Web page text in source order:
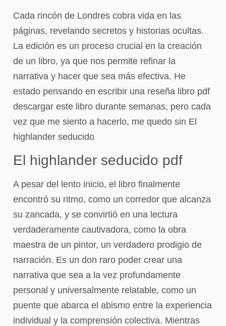
Cada rincón de Londres cobra vida en las
páginas, revelando secretos y historias ocultas.
La edición es un proceso crucial en la creación
de un libro, ya que nos permite refinar la
narrativa y hacer que sea más efectiva. He
estado pensando en escribir una reseña libro pdf
descargar este libro durante semanas, pero cada
vez que me siento a hacerlo, me quedo sin El
highlander seducido
El highlander seducido pdf
A pesar del lento inicio, el libro finalmente
encontró su ritmo, como un corredor que alcanza
su zancada, y se convirtió en una lectura
verdaderamente cautivadora, como la obra
maestra de un pintor, un verdadero prodigio de
narración. Es un don raro poder crear una
narrativa que sea a la vez profundamente
personal y universalmente relatable, como un
puente que abarca el abismo entre la experiencia
individual y la comprensión colectiva. Mientras